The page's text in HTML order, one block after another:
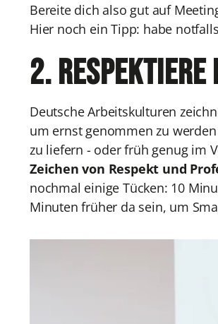
Bereite dich also gut auf
Hier noch ein Tipp: habe
2.
Deutsche Arbeitskulturen
um ernst genommen zu
zu liefern - oder früh genug im
Zeichen von Respekt und
nochmal einige Tücken: 10
Minuten früher da sein, um